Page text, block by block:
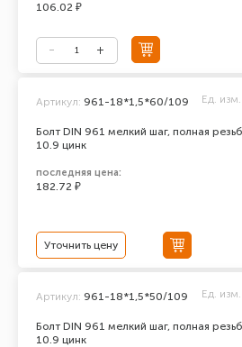
106.02 ₽
Болт DIN 961 мелкий шаг, полная
10.9 цинк
Артикул: 961-18*1,5*60/109 Ед. изм.
последняя цена:
182.72 ₽
Уточнить цену
Болт DIN 961 мелкий шаг, полная
10.9 цинк
Артикул: 961-18*1,5*50/109 Ед. изм.